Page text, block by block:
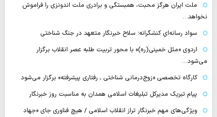
ملت ایران هرگز محبت، همبستگی و برادری ملت اندونزی را فراموش
نخواهد…
سواد رسانه‌ایِ کنشگرانه؛ سلاح خبرنگار متعهد در جنگ شناختی
اردوی «مثل خمینی(ره)» با محور تربیت طلبه عصر انقلاب برگزار
می‌شود…
کارگاه تخصصی «زوج‌درمانی شناختی ـ رفتاری پیشرفته» برگزار می‌شود
پیام تبریک مدیرکل تبلیغات اسلامی همدان به مناسبت روز خبرنگار
ویژگی‌های مهم خبرنگار تراز انقلاب اسلامی / هیچ فناوری‌ جای «جهاد